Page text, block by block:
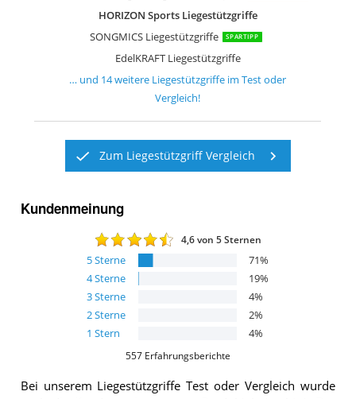
HORIZON Sports Liegestützgriffe
SONGMICS Liegestützgriffe
SPARTIPP
EdelKRAFT Liegestützgriffe
… und 14weitere Liegestützgriffe im Test oder
Vergleich!
Zum Liegestützgriff Vergleich
Kundenmeinung
4,6von 5 Sternen
5Sterne 71%
4Sterne 19%
3Sterne 4%
2Sterne 2%
1 Stern 4%
557 Erfahrungsberichte
Bei unserem Liegestützgriffe Test oder Vergleich wurde